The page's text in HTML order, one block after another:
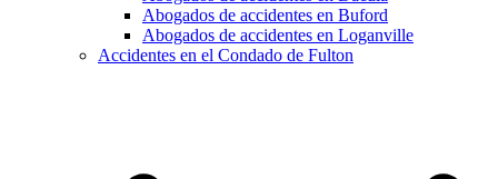
Abogados de accidentes en Buford
Abogados de accidentes en Loganville
Accidentes en el Condado de Fulton